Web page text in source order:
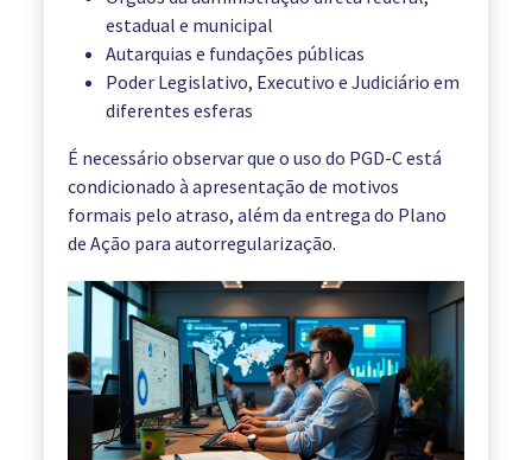
estadual e municipal
Autarquias e fundações públicas
Poder Legislativo, Executivo e Judiciário em
diferentes esferas
É necessário observar que o uso do PGD-C está
condicionado à apresentação de motivos
formais pelo atraso, além da entrega do Plano
de Ação para autorregularização.